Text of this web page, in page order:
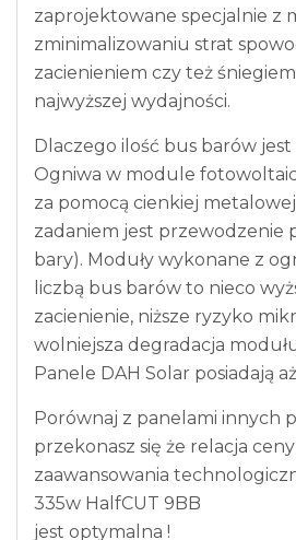
zaprojektowane specjalnie z
zminimalizowaniu strat
zacienieniem czy też
najwyższej wydajności.
Dlaczego ilość bus barów jest
Ogniwa w module
za pomocą cienkiej
zadaniem jest przewodzenie
bary). Moduły wykonane z
liczbą bus barów to nieco
zacienienie, niższe ryzyko
wolniejsza degradacja
Panele DAH Solar posiadają
Porównaj z panelami innych
przekonasz się że relacja
zaawansowania
335w HalfCUT 9BB
jest optymalna !